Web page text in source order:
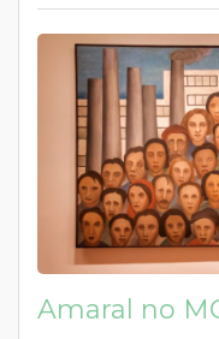
Amaral no